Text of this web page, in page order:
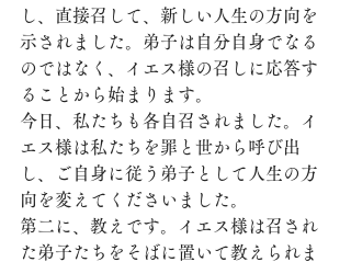
し、直接召して、新しい人生の方向を
示されました。弟子は自分自身でなる
のではなく、イエス様の召しに応答す
ることから始まります。
今日、私たちも各自召されました。イ
エス様は私たちを罪と世から呼び出
し、ご自身に従う弟子として人生の方
向を変えてくださいました。
第二に、教えです。イエス様は召され
た弟子たちをそばに置いて教えられま